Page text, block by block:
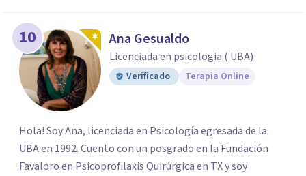
10 Ana Gesualdo
Licenciada en psicologia ( UBA)
Verificado Terapia Online
Hola! Soy Ana, licenciada en Psicología egresada de la
UBA en 1992. Cuento con un posgrado en la Fundación
Favaloro en Psicoprofilaxis Quirúrgica en TX y soy